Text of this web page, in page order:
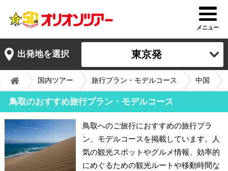
メニュー
出発地を選択 東京発
国内ツアー 旅行プラン・モデルコース 中国
鳥取のおすすめ旅行プラン・モデルコース
鳥取へのご旅行におすすめの旅行プラ
ン、モデルコースを掲載しています。人
気の観光スポットやグルメ情報、効率的
にめぐるための観光ルートや移動時間な